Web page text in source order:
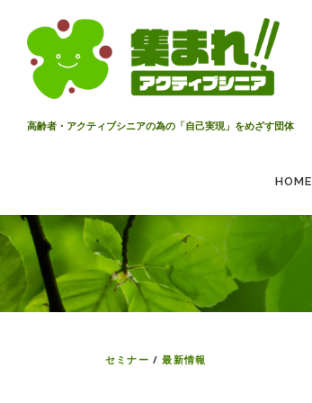
プ
高齢者・アクティブシニアの為の「自己実現」をめざす団体
HOME
セミナー /最新情報